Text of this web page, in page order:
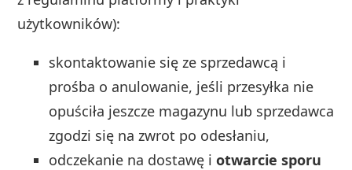
użytkowników):
skontaktowanie się ze sprzedawcą i
prośba o anulowanie, jeśli przesyłka nie
opuściła jeszcze magazynu lub sprzedawca
zgodzi się na zwrot po odesłaniu,
odczekanie na dostawę iotwarcie sporu